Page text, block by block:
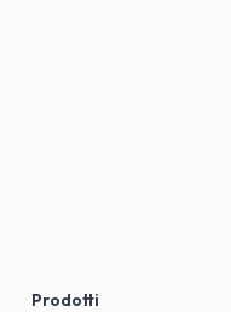
Prodotti